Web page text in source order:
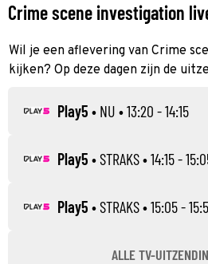
Crime scene investigation
Wil je een aflevering van Crime
kijken? Op deze dagen zijn de
Play5 • NU • 13:20 - 14:15
Play5 •STRAKS• 14:15 -
Play5 •STRAKS• 15:05 -
ALLE TV-